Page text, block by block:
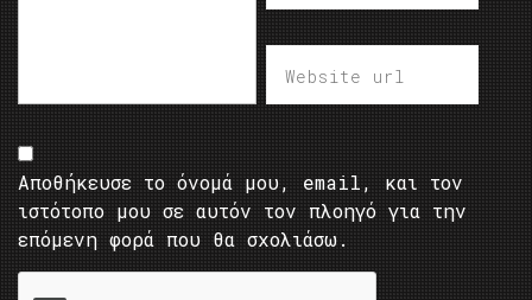
Αποθήκευσε το όνομά μου, email, και τον
ιστότοπο μου σε αυτόν τον πλοηγό για την
επόμενη φορά που θα σχολιάσω.